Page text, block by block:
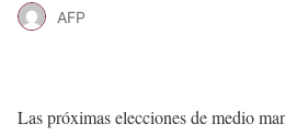
AFP
Las próximas elecciones de medio